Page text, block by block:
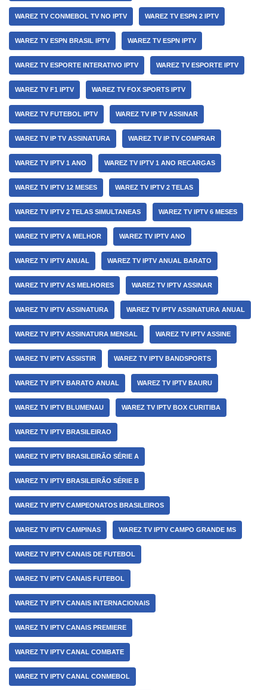
WAREZ TV CONMEBOL TV NO IPTV WAREZ TV ESPN 2 IPTV
WAREZ TV ESPN BRASIL IPTV WAREZ TV ESPN IPTV
WAREZ TV ESPORTE INTERATIVO IPTV WAREZ TV ESPORTE IPTV
WAREZ TV F1 IPTV WAREZ TV FOX SPORTS IPTV
WAREZ TV FUTEBOL IPTV WAREZ TV IP TV ASSINAR
WAREZ TV IP TV ASSINATURA WAREZ TV IP TV COMPRAR
WAREZ TV IPTV 1 ANO WAREZ TV IPTV 1 ANO RECARGAS
WAREZ TV IPTV 12 MESES WAREZ TV IPTV 2 TELAS
WAREZ TV IPTV 2 TELAS SIMULTANEAS WAREZ TV IPTV 6 MESES
WAREZ TV IPTV A MELHOR WAREZ TV IPTV ANO
WAREZ TV IPTV ANUAL WAREZ TV IPTV ANUAL BARATO
WAREZ TV IPTV AS MELHORES WAREZ TV IPTV ASSINAR
WAREZ TV IPTV ASSINATURA WAREZ TV IPTV ASSINATURA ANUAL
WAREZ TV IPTV ASSINATURA MENSAL WAREZ TV IPTV ASSINE
WAREZ TV IPTV ASSISTIR WAREZ TV IPTV BANDSPORTS
WAREZ TV IPTV BARATO ANUAL WAREZ TV IPTV BAURU
WAREZ TV IPTV BLUMENAU WAREZ TV IPTV BOX CURITIBA
WAREZ TV IPTV BRASILEIRAO
WAREZ TV IPTV BRASILEIRÃO SÉRIE A
WAREZ TV IPTV BRASILEIRÃO SÉRIE B
WAREZ TV IPTV CAMPEONATOS BRASILEIROS
WAREZ TV IPTV CAMPINAS WAREZ TV IPTV CAMPO GRANDE MS
WAREZ TV IPTV CANAIS DE FUTEBOL
WAREZ TV IPTV CANAIS FUTEBOL
WAREZ TV IPTV CANAIS INTERNACIONAIS
WAREZ TV IPTV CANAIS PREMIERE
WAREZ TV IPTV CANAL COMBATE
WAREZ TV IPTV CANAL CONMEBOL